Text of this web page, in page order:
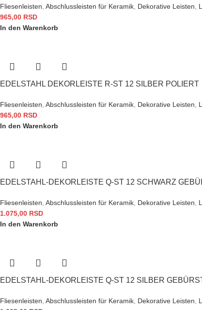
Fliesenleisten Abschlussleisten für Keramik Dekorative Leisten
965,00 RSD
In den Warenkorb
EDELSTAHL DEKORLEISTE R-ST 12 SILBER POLIERT
Fliesenleisten Abschlussleisten für Keramik Dekorative Leisten
965,00 RSD
In den Warenkorb
EDELSTAHL-DEKORLEISTE Q-ST 12 SCHWARZ
Fliesenleisten Abschlussleisten für Keramik Dekorative Leisten
1.075,00 RSD
In den Warenkorb
EDELSTAHL-DEKORLEISTE Q-ST 12 SILBER
Fliesenleisten Abschlussleisten für Keramik Dekorative Leisten